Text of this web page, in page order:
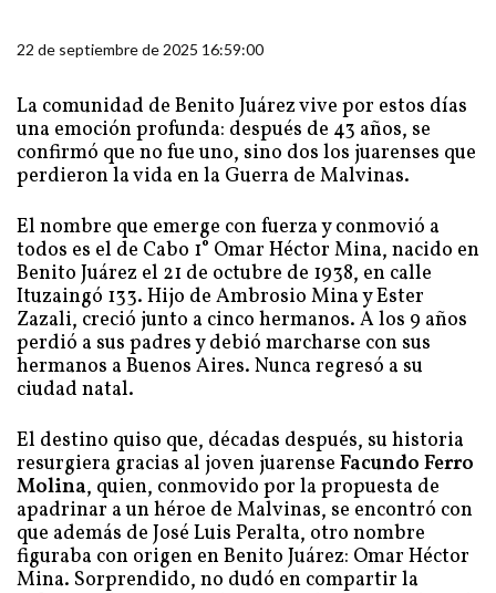
La comunidad de Benito Juárez vive por estos días
confirmó que no fue uno, sino dos los juarenses que
perdieron la vida en la Guerra de Malvinas.
El nombre que emerge con fuerza y conmovió a
Benito Juárez el 21 de octubre de 1938, en calle
Ituzaingó 133. Hijo de Ambrosio Mina y Ester
Zazali, creció junto a cinco hermanos. A los 9 años
perdió a sus padres y debió marcharse con sus
hermanos a Buenos Aires. Nunca regresó a su
ciudad natal.
El destino quiso que, décadas después, su historia
Molina, quien, conmovido por la propuesta de
apadrinar a un héroe de Malvinas, se encontró con
que además de José Luis Peralta, otro nombre
figuraba con origen en Benito Juárez: Omar Héctor
Mina. Sorprendido, no dudó en compartir la
información con su exdirector, Silvio Sanso, hoy al
frente del Colegio Campos Verdes.